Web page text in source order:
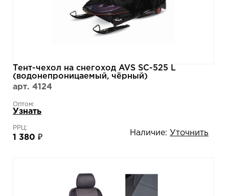
Тент-чехол на снегоход AVS SC-525 L
(водонепроницаемый, чёрный)
арт. 4124
Оптом:
Узнать
РРЦ:
1 380 ₽
Наличие: Уточнить